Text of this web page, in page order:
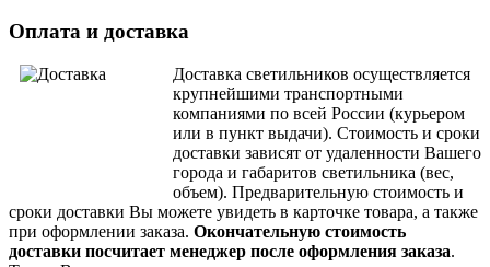
Оплата и доставка
Доставка светильников осуществляется
крупнейшими транспортными
компаниями по всей России (курьером
или в пункт выдачи). Стоимость и сроки
доставки зависят от удаленности Вашего
города и габаритов светильника (вес,
объем). Предварительную стоимость и
сроки доставки Вы можете увидеть в карточке товара, а также
при оформлении заказа. Окончательную стоимость
доставки посчитает менеджер после оформления заказа.